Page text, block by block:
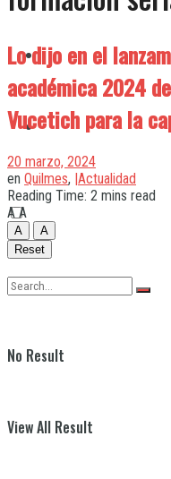
Quilmes
Varela
No Result
View All Result
Lo dijo en el
académica 2024
Vucetich para la
20 marzo, 2024
en Quilmes, |Actualidad
Reading Time: 2 mins read
A A
A
A
Reset